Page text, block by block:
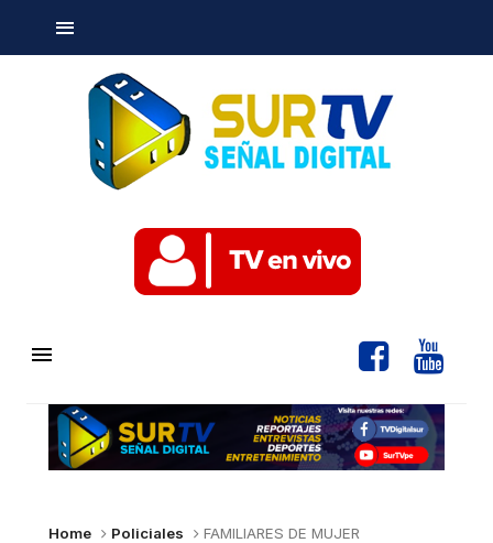
Home Policiales
FAMILIARES DE MUJER